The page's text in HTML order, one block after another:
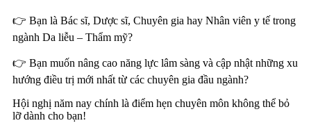
👉 Bạn là Bác sĩ, Dược sĩ, Chuyên gia hay Nhân viên y tế trong
ngành Da liễu – Thẩm mỹ?
👉 Bạn muốn nâng cao năng lực lâm sàng và cập nhật những xu
hướng điều trị mới nhất từ các chuyên gia đầu ngành?
Hội nghị năm nay chính là điểm hẹn chuyên môn không thể bỏ
lỡ dành cho bạn!